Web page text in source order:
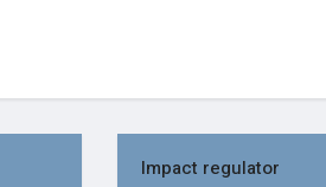
Impact regulator